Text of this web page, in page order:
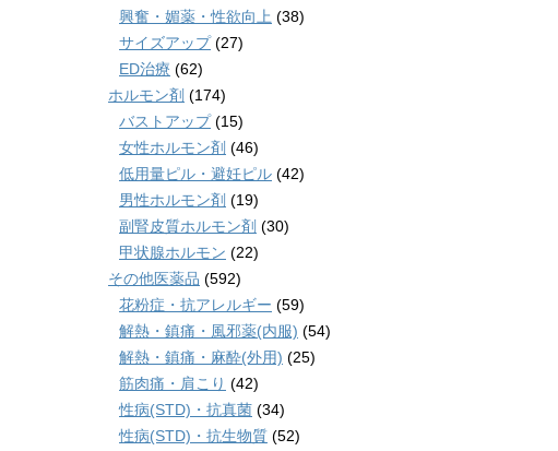
興奮・媚薬・性欲向上 (38)
サイズアップ(27)
ED治療 (62)
ホルモン剤 (174)
バストアップ(15)
女性ホルモン剤 (46)
低用量ピル・避妊ピル (42)
男性ホルモン剤 (19)
副腎皮質ホルモン剤 (30)
甲状腺ホルモン (22)
その他医薬品 (592)
花粉症・抗アレルギー (59)
解熱・鎮痛・風邪薬(内服) (54)
解熱・鎮痛・麻酔(外用) (25)
筋肉痛・肩こり (42)
性病(STD)・抗真菌 (34)
性病(STD)・抗生物質 (52)